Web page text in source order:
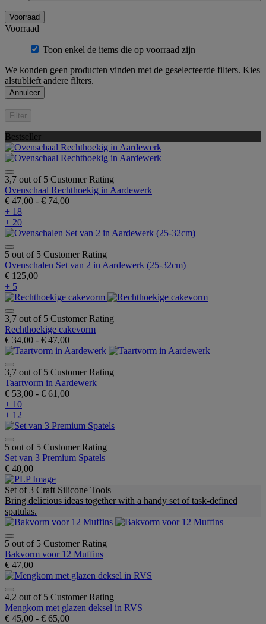
Voorraad
Voorraad
Toon enkel de items die op voorraad zijn
We konden geen producten vinden met de geselecteerde filters. Kies
alstublieft andere filters.
Annuleer
Filter
Bestseller
3,7 out of 5 Customer Rating
Ovenschaal Rechthoekig in Aardewerk
€ 47,00 - € 74,00
+ 18
+ 20
5 out of 5 Customer Rating
Ovenschalen Set van 2 in Aardewerk (25-32cm)
€ 125,00
+ 5
3,7 out of 5 Customer Rating
Rechthoekige cakevorm
€ 34,00 - € 47,00
3,7 out of 5 Customer Rating
Taartvorm in Aardewerk
€ 53,00 - € 61,00
+ 10
+ 12
5 out of 5 Customer Rating
Set van 3 Premium Spatels
€ 40,00
Set of 3 Craft Silicone Tools
Bring delicious ideas together with a handy set of task-defined
spatulas.
5 out of 5 Customer Rating
Bakvorm voor 12 Muffins
€ 47,00
4,2 out of 5 Customer Rating
Mengkom met glazen deksel in RVS
€ 45,00 - € 65,00